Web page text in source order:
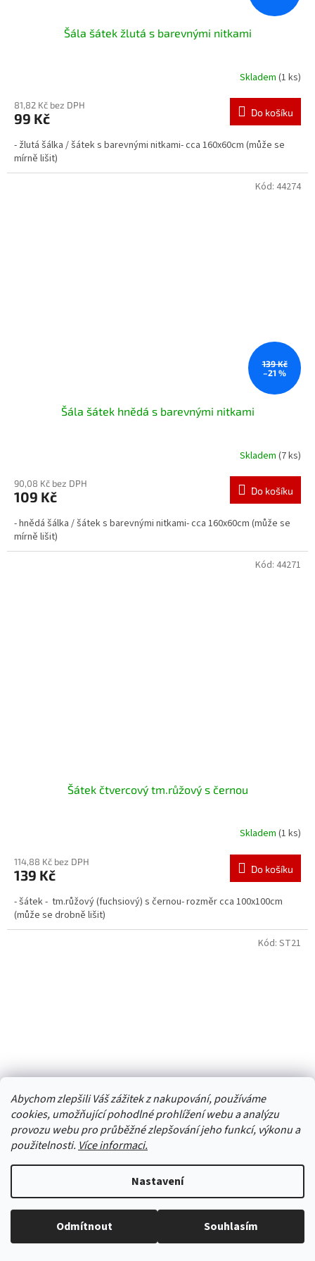
Abychom zlepšili Váš zážitek z nakupování, používáme
cookies, umožňující pohodlné prohlížení webu a analýzu
provozu webu pro průběžné zlepšování jeho funkcí, výkonu a
použitelnosti. Více informaci.
Nastavení
Odmítnout Souhlasím
Šála šátek žlutá s barevnými nitkami
Skladem (1 ks)
81,82 Kč bez DPH
99 Kč Do košíku
- žlutá šálka / šátek s barevnými nitkami- cca 160x60cm (může se
mírně lišit)
139 Kč
–21 %
Šála šátek hnědá s barevnými nitkami
Skladem (7 ks)
90,08 Kč bez DPH
109 Kč Do košíku
- hnědá šálka / šátek s barevnými nitkami- cca 160x60cm (může se
mírně lišit)
Kód: 44274
Šátek čtvercový tm.růžový s černou
Skladem (1 ks)
114,88 Kč bez DPH
139 Kč Do košíku
- šátek - tm.růžový (fuchsiový) s černou- rozměr cca 100x100cm
(může se drobně lišit)
Kód: 44271
Šála / šátek - mačkaná oranžová ST21
Skladem(2 ks)
Do košíku
Kód: ST21